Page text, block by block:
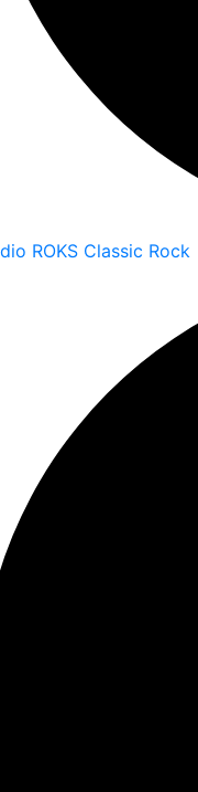
ROKS Classic Rock